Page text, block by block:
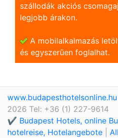
szállodák akciós
legjobb árakon.
A mobilalkalmazás
és egyszerũen foglalhat.
www.budapesthotelsonline.hu
2026 Tel: +36 (1) 227-9614
✔️ Budapest Hotels, online
hotelreise, Hotelangebote